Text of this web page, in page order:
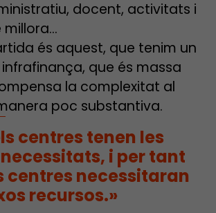
docent, activitats i
és aquest, que tenim un
que és massa
la complexitat al
poc substantiva.
centres tenen les
i per tant
centres necessitaran
recursos.»